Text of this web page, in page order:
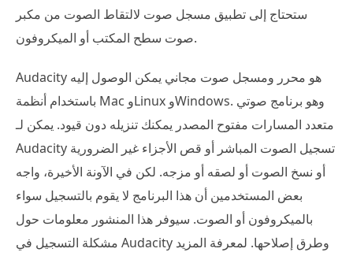
ستحتاج إلى تطبيق مسجل صوت لالتقاط الصوت من مكبر
صوت سطح المكتب أو الميكروفون.
Audacity هو محرر ومسجل صوت مجاني يمكن الوصول إليه
باستخدام أنظمة Mac وLinux وWindows. وهو برنامج صوتي
متعدد المسارات مفتوح المصدر يمكنك تنزيله دون قيود. يمكن لـ
Audacity تسجيل الصوت المباشر أو قص الأجزاء غير الضرورية
أو نسخ الصوت أو لصقه أو مزجه. لكن في الآونة الأخيرة، واجه
بعض المستخدمين أن هذا البرنامج لا يقوم بالتسجيل سواء
بالميكروفون أو الصوت. سيوفر هذا المنشور معلومات حول
مشكلة التسجيل في Audacity وطرق إصلاحها. لمعرفة المزيد